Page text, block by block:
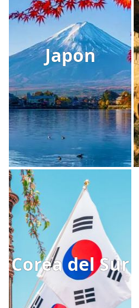
Japon
Corea del Sur